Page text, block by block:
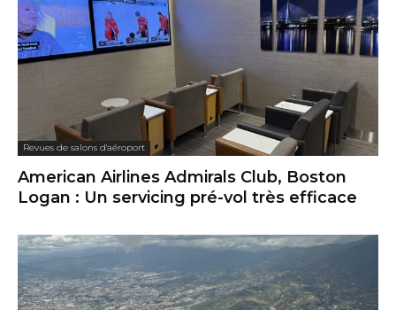
Revues de salons d'aéroport
American Airlines Admirals Club, Boston
Logan : Un servicing pré-vol très efficace